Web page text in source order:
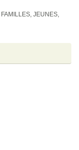
FAMILLES, JEUNES,